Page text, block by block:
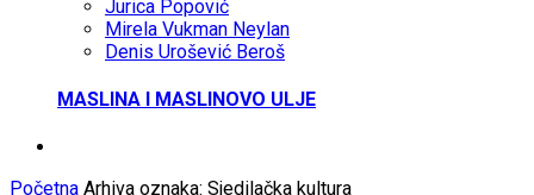
Jurica Popović
Mirela Vukman Neylan
Denis Urošević Beroš
MASLINA I MASLINOVO ULJE
Početna Arhiva oznaka: Sjedilačka kultura